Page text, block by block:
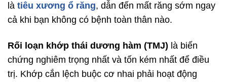
là tiêu xương ổ răng, dẫn đến mất răng sớm ngay
cả khi bạn không có bệnh toàn thân nào.
Rối loạn khớp thái dương hàm (TMJ) là biến
chứng nghiêm trọng nhất và tốn kém nhất để điều
trị. Khớp cắn lệch buộc cơ nhai phải hoạt động